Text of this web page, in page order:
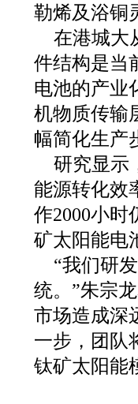
勒烯及浴铜
在港城大
件结构是当
电池的产业
机物质传输
幅简化生产
研究显示
能源转化效
作2000小时
矿太阳能电
“我们研
统。”朱宗
市场造成深
一步，团队
钛矿太阳能